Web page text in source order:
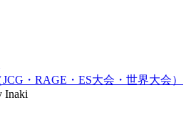
・RAGE・ES大会・世界大会）
Inaki